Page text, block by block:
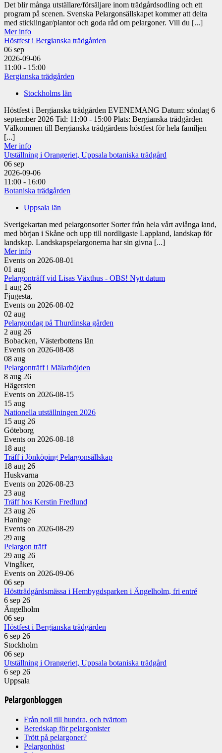
Det blir många utställare/försäljare inom trädgårdsodling och ett
program på scenen. Svenska Pelargonsällskapet kommer att delta
med sticklingar/plantor och goda råd om pelargoner. Vill du [...]
Mer info
Höstfest i Bergianska trädgården
06 sep
2026-09-06
11:00 - 15:00
Bergianska trädgården
Stockholms län
Höstfest i Bergianska trädgården EVENEMANG Datum: söndag 6
september 2026 Tid: 11:00 - 15:00 Plats: Bergianska trädgården
Välkommen till Bergianska trädgårdens höstfest för hela familjen
[...]
Mer info
Utställning i Orangeriet, Uppsala botaniska trädgård
06 sep
2026-09-06
11:00 - 16:00
Botaniska trädgården
Uppsala län
Sverigekartan med pelargonsorter Sorter från hela vårt avlånga land,
med början i Skåne och upp till nordligaste Lappland, landskap för
landskap. Landskapspelargonerna har sin givna [...]
Mer info
Events on 2026-08-01
01 aug
Pelargonträff vid Lisas Växthus - OBS! Nytt datum
1 aug 26
Fjugesta,
Events on 2026-08-02
02 aug
Pelargondag på Thurdinska gården
2 aug 26
Bobacken, Västerbottens län
Events on 2026-08-08
08 aug
Pelargonträff i Mälarhöjden
8 aug 26
Hägersten
Events on 2026-08-15
15 aug
Nationella utställningen 2026
15 aug 26
Göteborg
Events on 2026-08-18
18 aug
Träff i Jönköping Pelargonsällskap
18 aug 26
Huskvarna
Events on 2026-08-23
23 aug
Träff hos Kerstin Fredlund
23 aug 26
Haninge
Events on 2026-08-29
29 aug
Pelargon träff
29 aug 26
Vingåker,
Events on 2026-09-06
06 sep
Höstträdgårdsmässa i Hembygdsparken i Ängelholm, fri entré
6 sep 26
Ängelholm
06 sep
Höstfest i Bergianska trädgården
6 sep 26
Stockholm
06 sep
Utställning i Orangeriet, Uppsala botaniska trädgård
6 sep 26
Uppsala
Pelargonbloggen
Från noll till hundra, och tvärtom
Beredskap för pelargonister
Trött på pelargoner?
Pelargonhöst